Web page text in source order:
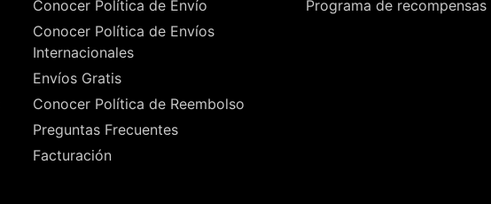
Conocer Política de Envío
Conocer Política de Envíos
Internacionales
Envíos Gratis
Conocer Política de Reembolso
Preguntas Frecuentes
Facturación
Programa de recompensas